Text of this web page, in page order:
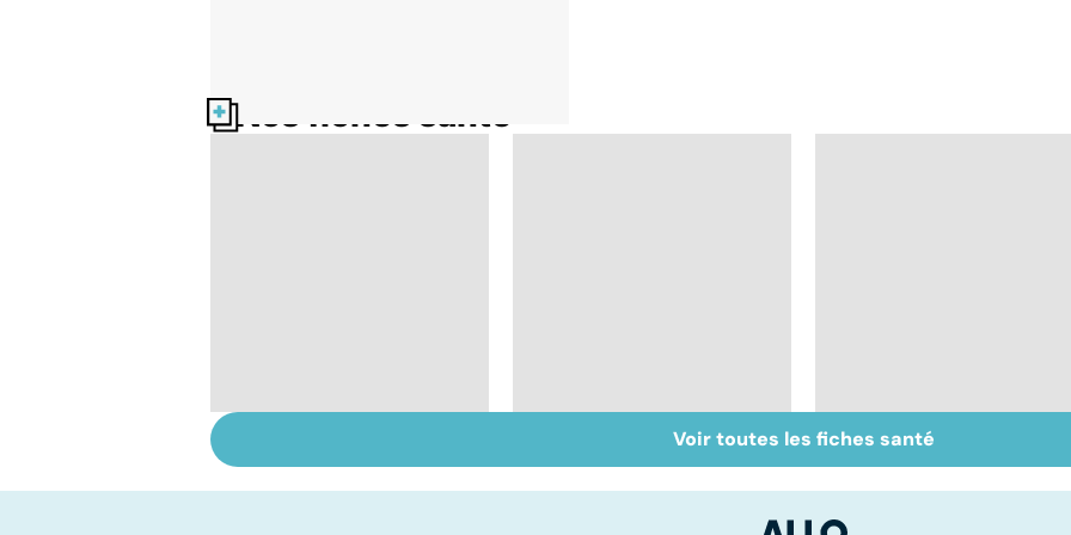
Nos fiches santé
vitiligo
démangeaisons : au
Nécrose : quand les
tissus meurent
Voir toutes les fiches santé